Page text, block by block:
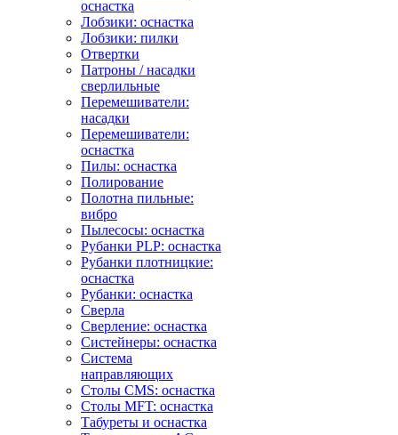
оснастка
Лобзики: оснастка
Лобзики: пилки
Отвертки
Патроны / насадки
сверлильные
Перемешиватели:
насадки
Перемешиватели:
оснастка
Пилы: оснастка
Полирование
Полотна пильные:
вибро
Пылесосы: оснастка
Рубанки PLP: оснастка
Рубанки плотницкие:
оснастка
Рубанки: оснастка
Сверла
Сверление: оснастка
Систейнеры: оснастка
Система
направляющих
Столы CMS: оснастка
Столы MFT: оснастка
Табуреты и оснастка